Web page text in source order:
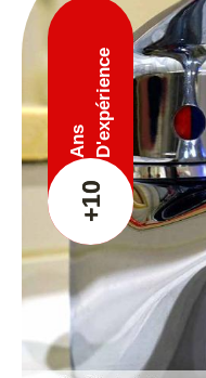
+10
Ans D'expérience